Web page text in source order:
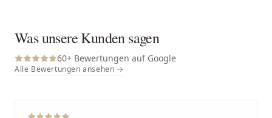
Was unsere Kunden sagen
60+ Bewertungen auf Google
Alle Bewertungen ansehen →